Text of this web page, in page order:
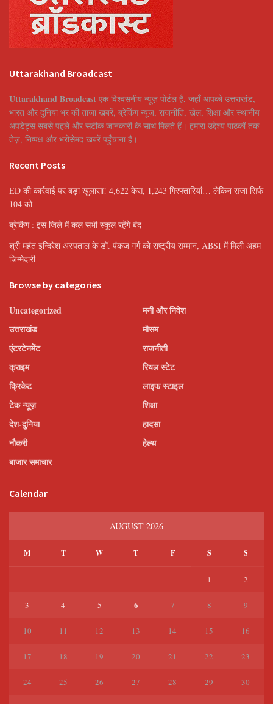
Uttarakhand Broadcast
Uttarakhand Broadcast एक विश्वसनीय न्यूज़ पोर्टल है, जहाँ आपको उत्तराखंड,
भारत और दुनिया भर की ताज़ा खबरें, ब्रेकिंग न्यूज़, राजनीति, खेल, शिक्षा और स्थानीय
अपडेट्स सबसे पहले और सटीक जानकारी के साथ मिलते हैं। हमारा उद्देश्य पाठकों तक
तेज़, निष्पक्ष और भरोसेमंद खबरें पहुँचाना है।
Recent Posts
ED की कार्रवाई पर बड़ा खुलासा! 4,622 केस, 1,243 गिरफ्तारियां… लेकिन सजा सिर्फ
104 को
ब्रेकिंग : इस जिले में कल सभी स्कूल रहेंगे बंद
श्री महंत इन्दिरेश अस्पताल के डॉ. पंकज गर्ग को राष्ट्रीय सम्मान, ABSI में मिली अहम
जिम्मेदारी
Browse by categories
Uncategorized
उत्तराखंड
एंटरटेनमेंट
क्राइम
क्रिकेट
टेक न्यूज़
देश-दुनिया
नौकरी
बाजार समाचार
मनी और निवेश
मौसम
राजनीती
रियल स्टेट
लाइफ स्टाइल
शिक्षा
हादसा
हेल्थ
Calendar
AUGUST 2026
M T W T F S S
1 2
3 4 5 6 7 8 9
10 11 12 13 14 15 16
17 18 19 20 21 22 23
24 25 26 27 28 29 30